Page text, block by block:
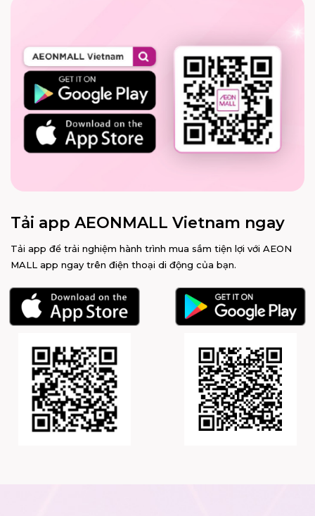
Tải app AEONMALL Vietnam ngay
Tải app để trải nghiệm hành trình mua sắm tiện lợi với AEON
MALL app ngay trên điện thoại di động của bạn.